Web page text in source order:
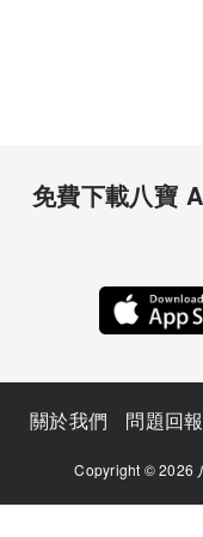
免費下載八寶
關於我們 問題回報
Copyright © 2026